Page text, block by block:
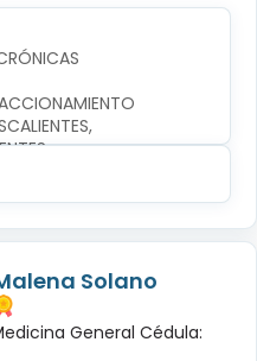
Solano
General Cédula: